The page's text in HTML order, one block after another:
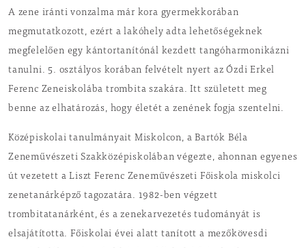
A zene iránti vonzalma már kora gyermekkorában
megmutatkozott, ezért a lakóhely adta lehetőségeknek
megfelelően egy kántortanítónál kezdett tangóharmonikázni
tanulni. 5. osztályos korában felvételt nyert az Ózdi Erkel
Ferenc Zeneiskolába trombita szakára. Itt született meg
benne az elhatározás, hogy életét a zenének fogja szentelni.
Középiskolai tanulmányait Miskolcon, a Bartók Béla
Zeneművészeti Szakközépiskolában végezte, ahonnan egyenes
út vezetett a Liszt Ferenc Zeneművészeti Főiskola miskolci
zenetanárképző tagozatára. 1982-ben végzett
trombitatanárként, és a zenekarvezetés tudományát is
elsajátította. Főiskolai évei alatt tanított a mezőkövesdi